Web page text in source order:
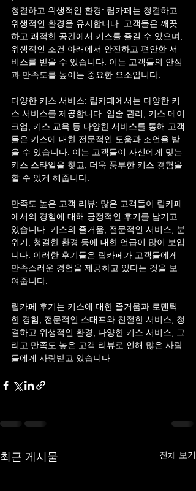
청결하고 위생적인 환경: 립카페는 청결하고
위생적인 환경을 유지합니다. 고객들은 깨끗
하고 쾌적한 공간에서 키스를 즐길 수 있으며,
위생적인 조건 아래에서 안전하고 편안한 서
비스를 받을 수 있습니다. 이는 고객들의 안심
과 만족도를 높이는 중요한 요소입니다.
다양한 키스 서비스: 립카페에서는 다양한 키
스 서비스를 제공합니다. 입술 관리, 키스 메이
크업, 키스 교육 등 다양한 서비스를 통해 고객
들은 키스에 대한 전문적인 도움과 조언을 받
을 수 있습니다. 이는 고객들이 자신에게 맞는
키스 스타일을 찾고, 더욱 풍부한 키스 경험을
할 수 있게 해줍니다.
만족도 높은 고객 리뷰: 많은 고객들이 립카페
에서의 경험에 대해 긍정적인 후기를 남기고
있습니다. 키스의 즐거움, 전문적인 서비스, 분
위기, 청결한 환경 등에 대한 언급이 많이 보입
니다. 이러한 후기들은 립카페가 고객들에게
만족스러운 경험을 제공하고 있다는 것을 보
여줍니다.
립카페 후기는 키스에 대한 즐거움과 로맨틱
한 경험, 전문적인 스태프와 친절한 서비스, 청
결하고 위생적인 환경, 다양한 키스 서비스, 그
리고 만족도 높은 고객 리뷰로 인해 많은 사람
들에게 사랑받고 있습니다
최근 게시물 전체 보기